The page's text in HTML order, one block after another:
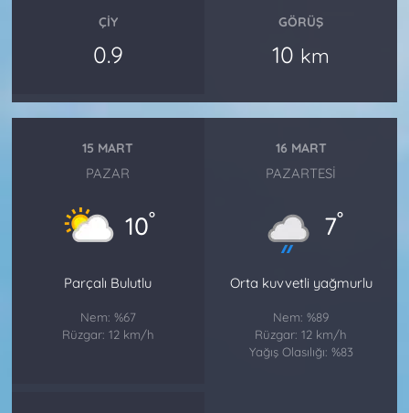
ÇIY
0.9
GÖRÜŞ
10 km
15 MART
PAZAR
10°
Parçalı Bulutlu
Nem: %67
Rüzgar: 12 km/h
16 MART
PAZARTESI
7°
Orta kuvvetli yağmurlu
Nem: %89
Rüzgar: 12 km/h
Yağış Olasılığı: %83